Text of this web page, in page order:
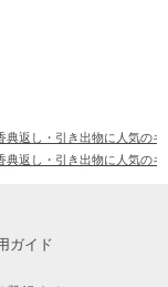
典返し・引き出物に人気のギ
典返し・引き出物に人気のギ
ガイド